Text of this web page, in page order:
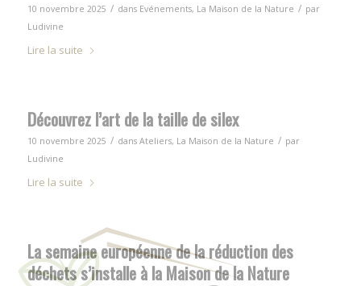
10 novembre 2025 / dans Evénements, La Maison de la Nature / par
Ludivine
Lire la suite
Découvrez l’art de la taille de silex
10 novembre 2025 / dans Ateliers, La Maison de la Nature / par
Ludivine
Lire la suite
La semaine européenne de la réduction des
déchets s’installe à la Maison de la Nature